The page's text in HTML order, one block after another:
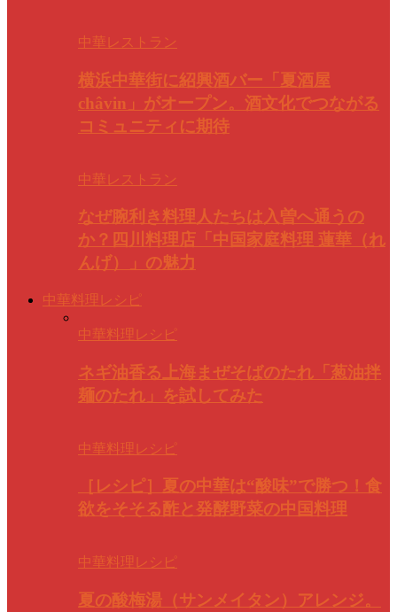
中華レストラン
横浜中華街に紹興酒バー「夏酒屋
châvin」がオープン。酒文化でつながる
コミュニティに期待
中華レストラン
なぜ腕利き料理人たちは入曽へ通うの
か？四川料理店「中国家庭料理 蓮華（れ
んげ）」の魅力
中華料理レシピ
中華料理レシピ
ネギ油香る上海まぜそばのたれ「葱油拌
麺のたれ」を試してみた
中華料理レシピ
［レシピ］夏の中華は“酸味”で勝つ！食
欲をそそる酢と発酵野菜の中国料理
中華料理レシピ
夏の酸梅湯（サンメイタン）アレンジ。